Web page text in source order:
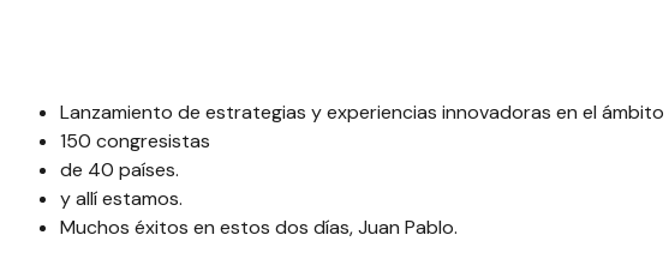
Lanzamiento de estrategias y experiencias innovadoras en el
150 congresistas
de 40 países.
y allí estamos.
Muchos éxitos en estos dos días, Juan Pablo.